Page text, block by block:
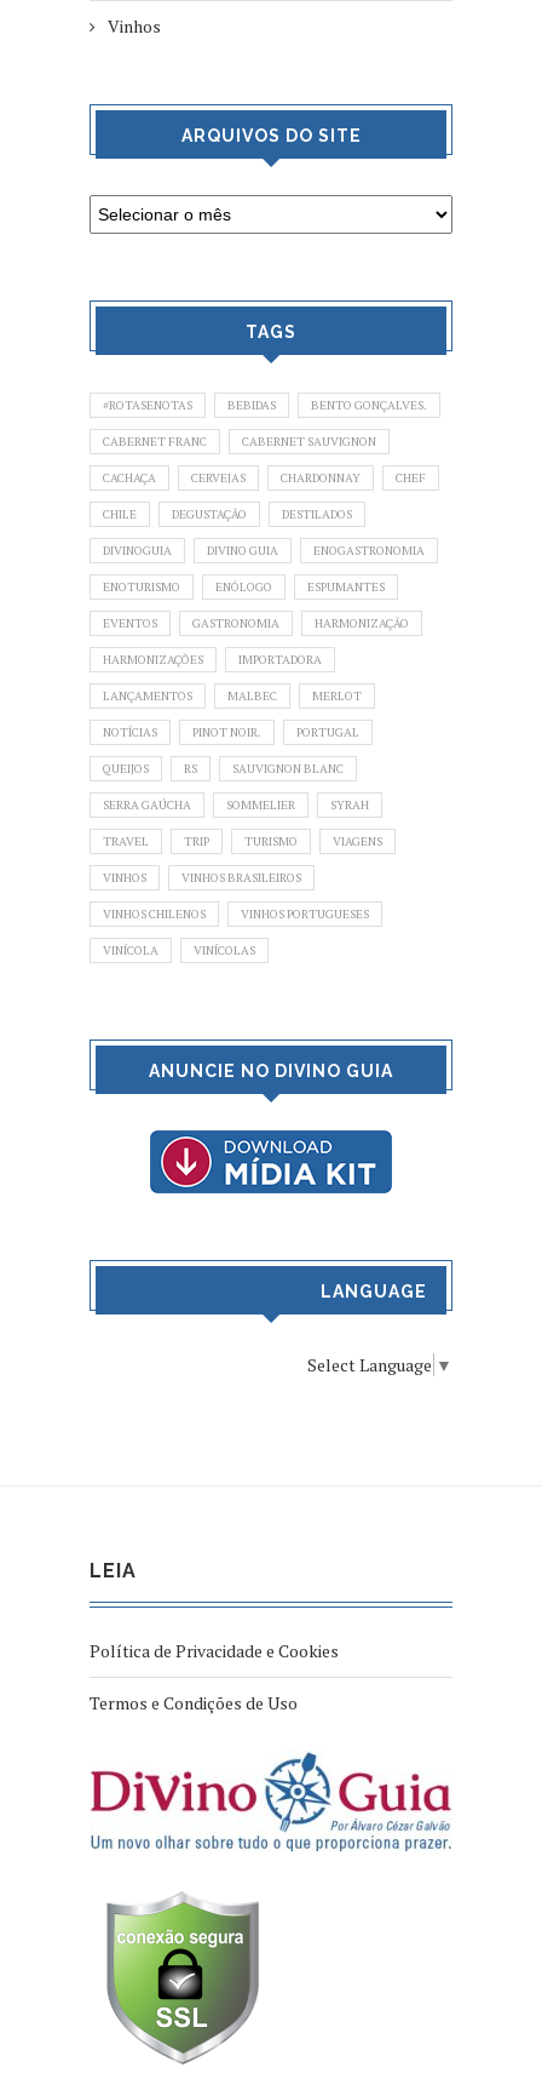
Vinhos
ARQUIVOS DO SITE
TAGS
#ROTASENOTAS BEBIDAS BENTO GONÇALVES.
CABERNET FRANC CABERNET SAUVIGNON
CACHAÇA CERVEJAS CHARDONNAY CHEF
CHILE DEGUSTAÇÃO DESTILADOS
DIVINOGUIA DIVINO GUIA ENOGASTRONOMIA
ENOTURISMO ENÓLOGO ESPUMANTES
EVENTOS GASTRONOMIA HARMONIZAÇÃO
HARMONIZAÇÕES IMPORTADORA
LANÇAMENTOS MALBEC MERLOT
NOTÍCIAS PINOT NOIR. PORTUGAL
QUEIJOS RS SAUVIGNON BLANC
SERRA GAÚCHA SOMMELIER SYRAH
TRAVEL TRIP TURISMO VIAGENS
VINHOS VINHOS BRASILEIROS
VINHOS CHILENOS VINHOS PORTUGUESES
VINÍCOLA VINÍCOLAS
ANUNCIE NO DIVINO GUIA
LANGUAGE
Select Language ▼
LEIA
Política de Privacidade e Cookies
Termos e Condições de Uso